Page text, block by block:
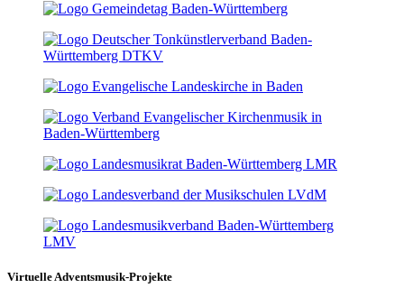
Virtuelle Adventsmusik-Projekte